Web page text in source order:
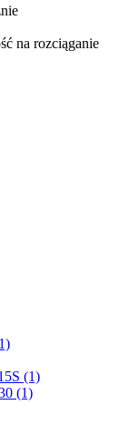
na rozciąganie
(1)
(1)